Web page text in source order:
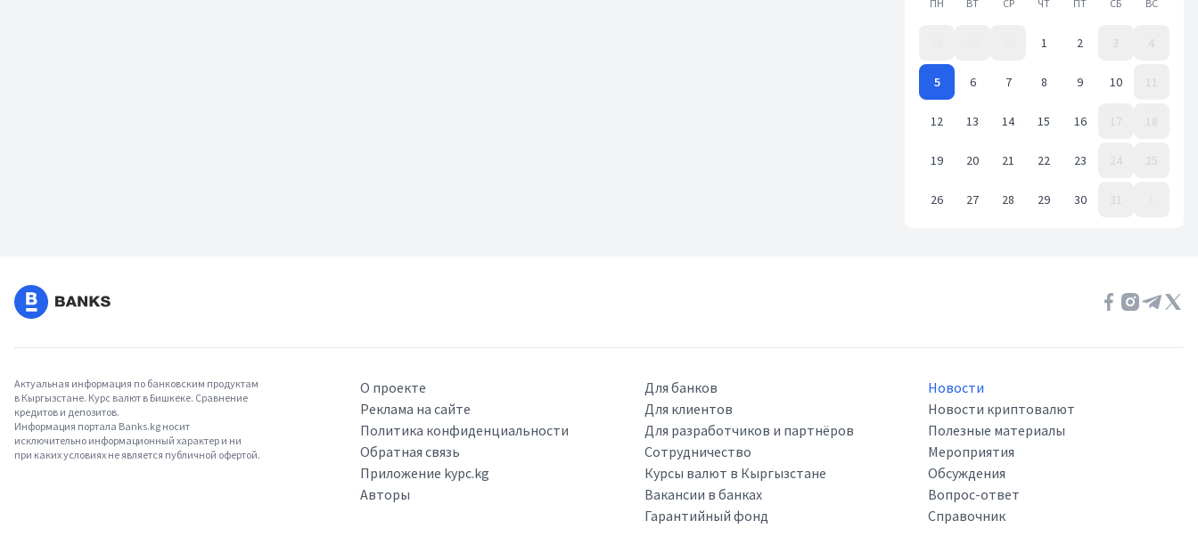
ПН ВТ СР ЧТ ПТ СБ ВС
1 2 3 4
5 6 7 8 9 10 11
12 13 14 15 16 17 18
19 20 21 22 23 24 25
26 27 28 29 30 31
Актуальная информация по банковским продуктам
в Кыргызстане. Курс валют в Бишкеке. Сравнение
кредитов и депозитов.
Информация портала Banks.kg носит
исключительно информационный характер и ни
при каких условиях не является публичной офертой.
О проекте
Реклама на сайте
Политика конфиденциальности
Обратная связь
Приложение kypc.kg
Авторы
Для банков
Для клиентов
Для разработчиков и партнёров
Сотрудничество
Курсы валют в Кыргызстане
Вакансии в банках
Гарантийный фонд
Новости
Новости криптовалют
Полезные материалы
Мероприятия
Обсуждения
Вопрос-ответ
Справочник